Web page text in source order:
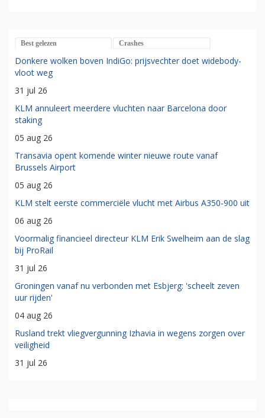
Best gelezen Crashes
Donkere wolken boven IndiGo: prijsvechter doet widebody-
vloot weg
31 jul 26
KLM annuleert meerdere vluchten naar Barcelona door
staking
05 aug 26
Transavia opent komende winter nieuwe route vanaf
Brussels Airport
05 aug 26
KLM stelt eerste commerciële vlucht met Airbus A350-900 uit
06 aug 26
Voormalig financieel directeur KLM Erik Swelheim aan de slag
bij ProRail
31 jul 26
Groningen vanaf nu verbonden met Esbjerg: 'scheelt zeven
uur rijden'
04 aug 26
Rusland trekt vliegvergunning Izhavia in wegens zorgen over
veiligheid
31 jul 26